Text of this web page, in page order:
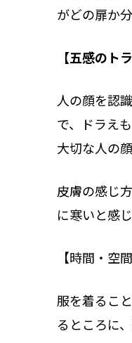
がどの扉か
【五感のト
人の顔を認
で、ドラえ
大切な人の
皮膚の感じ
に寒いと感
【時間・空
服を着るこ
るところに